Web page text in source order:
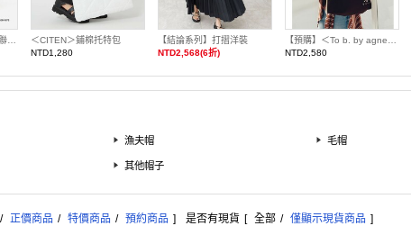
＜CITEN＞鋪棉托特包
NTD1,280
【結論系列】打摺洋裝
NTD2,568(6折)
NTD2,580
漁夫帽 毛帽
其他帽子
/ 正價商品 / 特價商品 / 預約商品 ] 是否有現貨 [ 全部 / 僅顯示現貨商品 ]